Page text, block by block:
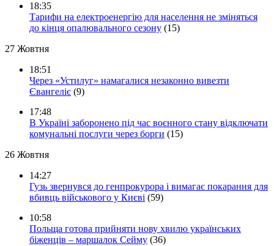
18:35
Тарифи на електроенергію для населення не зміняться
до кінця опалювального сезону (15)
27 Жовтня
18:51
Через «Устилуг» намагалися незаконно вивезти
Євангеліє (9)
17:48
В Україні заборонено під час воєнного стану відключати
комунальні послуги через борги (15)
26 Жовтня
14:27
Гузь звернувся до генпрокурора і вимагає покарання для
вбивць військового у Києві (59)
10:58
Польща готова прийняти нову хвилю українських
біженців – маршалок Сейму (36)